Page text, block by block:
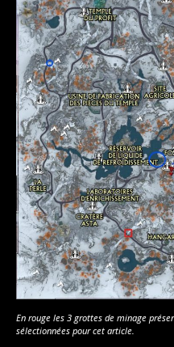
En rouge les 3 grottes de minage
sélectionnées pour cet article.